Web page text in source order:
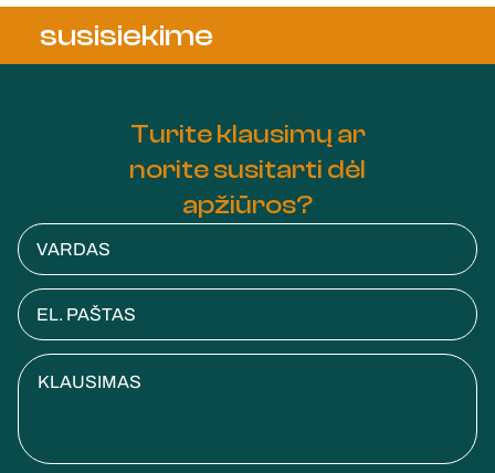
susisiekime
Turite klausimų ar
norite susitarti dėl
apžiūros?